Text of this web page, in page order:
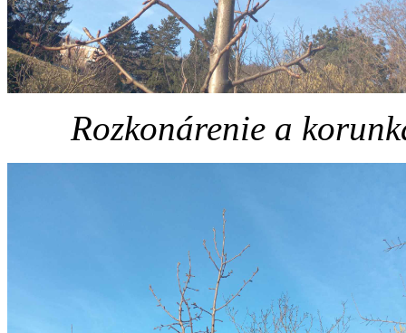
Rozkonárenie a